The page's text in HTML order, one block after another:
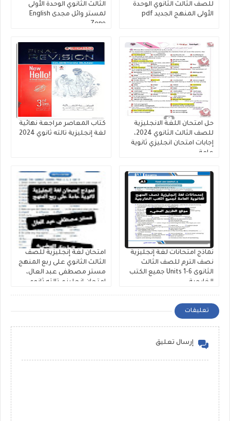
للصف الثالث الثانوي الوحدة
الأولى المنهج الجديد pdf
الثالث الثانوي الوحدة الأولى
لمستر وائل مجدى English
Zone
حل امتحان اللغة الانجليزية
للصف الثالث الثانوي 2024،
إجابات امتحان انجليزي ثانوية
عامة
كتاب المعاصر مراجعة نهائية
لغة إنجليزية تالته ثانوي 2024
نماذج امتحانات لغة إنجليزية
نصف الترم للصف الثالث
الثانوى Units 1-6 جميع الكتب
الخارجية
امتحان لغة إنجليزية للصف
الثالث الثانوي على ربع المنهج
مستر مصطفى عبد العال،
إمتحان إنجليزي تالته ثانوي
تعليقات
إرسال تعليق